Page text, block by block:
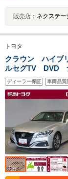
販売店： ネクステー
トヨタ
クラウン ハイブ
ルセグTV DVD
リナビ キーフリ
AUX AC100V
能 エアバッグ
ディーラー保証 車両品質